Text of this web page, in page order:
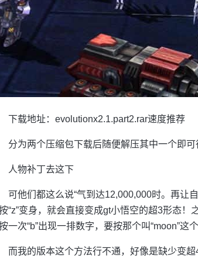
下载地址：evolutionx2.1.part2.rar速度推荐
分为两个压缩包下载后随便解压其中一个即
人物补丁去这下
可他们都这么说“气到达12,000,000时。再让
“z”变身，就会直接变成gt小悟空的超3形态！
一次“b”出现一排数字，要按那个叫“moon”
而我的版本这个方法行不通，好像是缺少变超